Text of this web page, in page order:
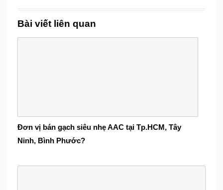
Bài viết liên quan
Đơn vị bán gạch siêu nhẹ AAC tại Tp.HCM, Tây
Ninh, Bình Phước?